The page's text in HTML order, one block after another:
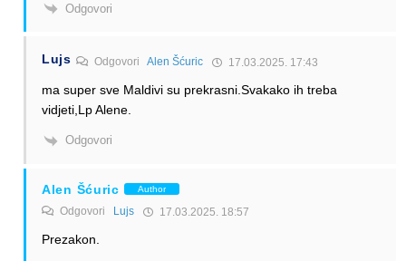
Odgovori
Lujs Odgovori Alen Šćuric 17.03.2025. 17:43
ma super sve Maldivi su prekrasni.Svakako ih treba
vidjeti,Lp Alene.
Odgovori
Alen Šćuric Author
Odgovori Lujs 17.03.2025. 18:57
Prezakon.